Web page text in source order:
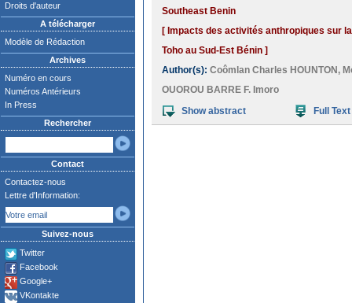
Droits d'auteur
A télécharger
Modèle de Rédaction
Archives
Numéro en cours
Numéros Antérieurs
In Press
Rechercher
Contact
Contactez-nous
Lettre d'Information:
Suivez-nous
Twitter
Facebook
Google+
VKontakte
Southeast Benin
[ Impacts des activités anthropiques sur
Toho au Sud-Est Bénin ]
Author(s): Coômlan Charles HOUNTON ,
OUOROU BARRE F. Imoro
Show abstract
Full Text